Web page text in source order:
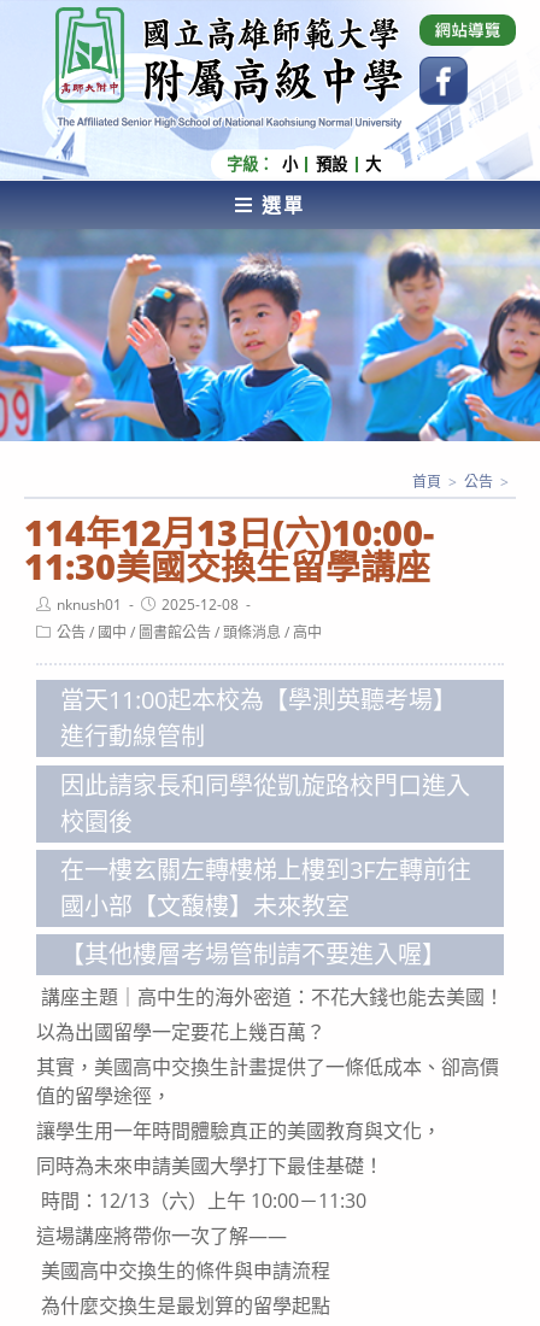
內
容
國立高雄師範大學附屬高級中學 Affiliated Senior
High School of National Kaohsiung Normal
University
字級： 小 預設 大
選單
AFFILIATED SENIOR HIGH SCHOOL OF NATIONAL
KAOHSIUNG NORMAL UNIVERSITY
114年12月13日(六)10:00-
11:30美國交換生留學講座
首頁 > 公告 >
Post
author:
nknush01
Post
published:
2025-12-08
Post公告/ 國中 / 圖書館公告/頭條消息 /高中
當天11:00起本校為【學測英聽考場】
進行動線管制
因此請家長和同學從凱旋路校門口進入
校園後
在一樓玄關左轉樓梯上樓到3F左轉前往
國小部【文馥樓】未來教室
【其他樓層考場管制請不要進入喔】
講座主題｜高中生的海外密道：不花大錢也能去美國！
以為出國留學一定要花上幾百萬？
其實，美國高中交換生計畫提供了一條低成本、卻高價
值的留學途徑，
讓學生用一年時間體驗真正的美國教育與文化，
同時為未來申請美國大學打下最佳基礎！
時間：12/13（六）上午 10:00－11:30
這場講座將帶你一次了解——
美國高中交換生的條件與申請流程
為什麼交換生是最划算的留學起點